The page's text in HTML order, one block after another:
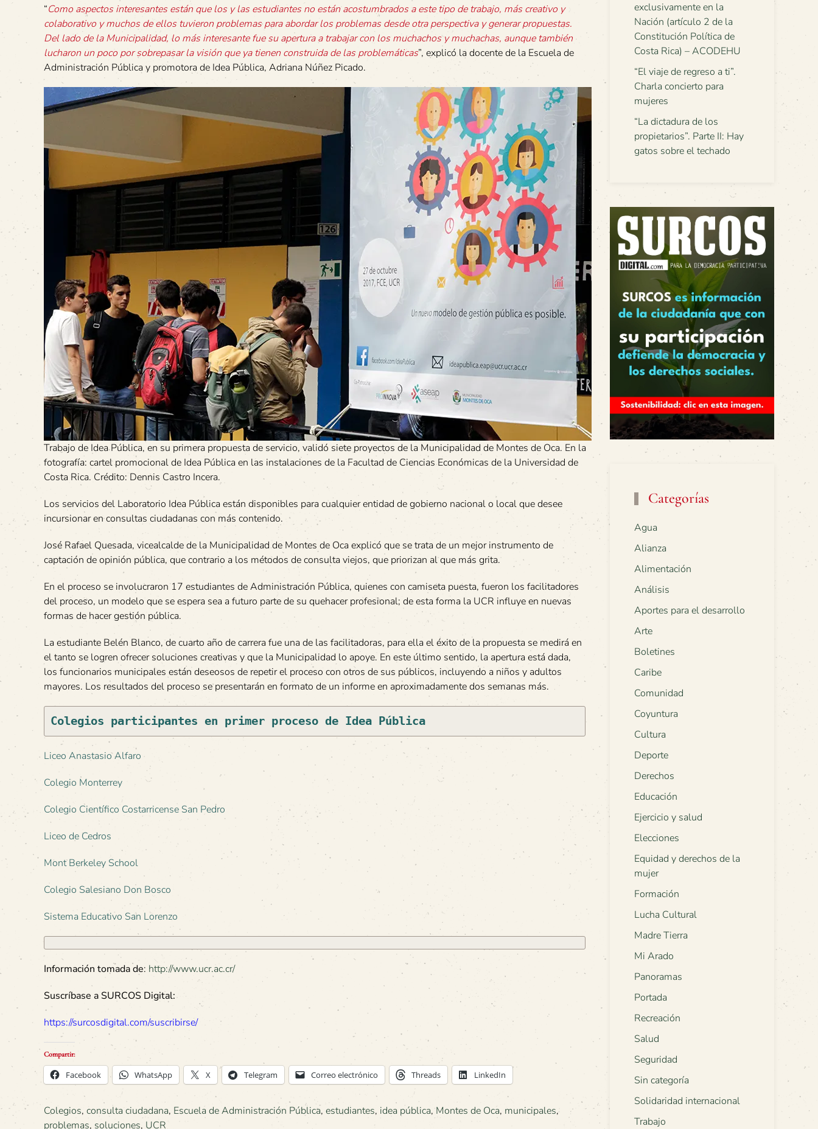
“Como aspectos interesantes están que los y las estudiantes no están acostumbrados a este tipo de trabajo, más creativo y
colaborativo y muchos de ellos tuvieron problemas para abordar los problemas desde otra perspectiva y generar propuestas.
Del lado de la Municipalidad, lo más interesante fue su apertura a trabajar con los muchachos y muchachas, aunque también
lucharon un poco por sobrepasar la visión que ya tienen construida de las problemáticas”, explicó la docente de la Escuela de
Administración Pública y promotora de Idea Pública, Adriana Núñez Picado.
Trabajo de Idea Pública, en su primera propuesta de servicio, validó siete proyectos de la Municipalidad de Montes de Oca. En la
fotografía: cartel promocional de Idea Pública en las instalaciones de la Facultad de Ciencias Económicas de la Universidad de
Costa Rica. Crédito: Dennis Castro Incera.
Los servicios del Laboratorio Idea Pública están disponibles para cualquier entidad de gobierno nacional o local que desee
incursionar en consultas ciudadanas con más contenido.
José Rafael Quesada, vicealcalde de la Municipalidad de Montes de Oca explicó que se trata de un mejor instrumento de
captación de opinión pública, que contrario a los métodos de consulta viejos, que priorizan al que más grita.
En el proceso se involucraron 17 estudiantes de Administración Pública, quienes con camiseta puesta, fueron los facilitadores
del proceso, un modelo que se espera sea a futuro parte de su quehacer profesional; de esta forma la UCR influye en nuevas
formas de hacer gestión pública.
La estudiante Belén Blanco, de cuarto año de carrera fue una de las facilitadoras, para ella el éxito de la propuesta se medirá en
el tanto se logren ofrecer soluciones creativas y que la Municipalidad lo apoye. En este último sentido, la apertura está dada,
los funcionarios municipales están deseosos de repetir el proceso con otros de sus públicos, incluyendo a niños y adultos
mayores. Los resultados del proceso se presentarán en formato de un informe en aproximadamente dos semanas más.
Colegios participantes en primer proceso de Idea Pública
Liceo Anastasio Alfaro
Colegio Monterrey
Colegio Científico Costarricense San Pedro
Liceo de Cedros
Mont Berkeley School
Colegio Salesiano Don Bosco
Sistema Educativo San Lorenzo
Información tomada de: http://www.ucr.ac.cr/
Suscríbase a SURCOS Digital:
https://surcosdigital.com/suscribirse/
Compartir:
Facebook WhatsApp X Telegram Correo electrónico Threads LinkedIn
Colegios, consulta ciudadana, Escuela de Administración Pública, estudiantes, idea pública,Montes de Oca, municipales,
problemas, soluciones, UCR
exclusivamente en la
Nación (artículo 2 de la
Constitución Política de
Costa Rica) – ACODEHU
“El viaje de regreso a ti”.
Charla concierto para
mujeres
“La dictadura de los
propietarios”. Parte II: Hay
gatos sobre el techado
Categorías
Agua
Alianza
Alimentación
Análisis
Aportes para el desarrollo
Arte
Boletines
Caribe
Comunidad
Coyuntura
Cultura
Deporte
Derechos
Educación
Ejercicio y salud
Elecciones
Equidad y derechos de la
mujer
Formación
Lucha Cultural
Madre Tierra
Mi Arado
Panoramas
Portada
Recreación
Salud
Seguridad
Sin categoría
Solidaridad internacional
Trabajo